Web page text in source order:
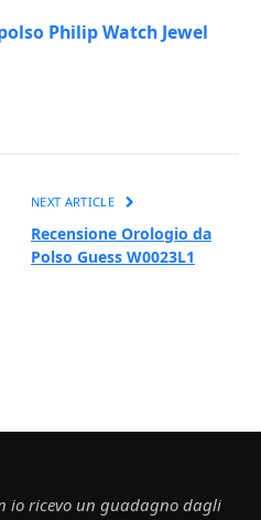
Philip Watch Jewel
NEXT ARTICLE
Recensione Orologio da
Polso Guess W0023L1
io ricevo un guadagno dagli